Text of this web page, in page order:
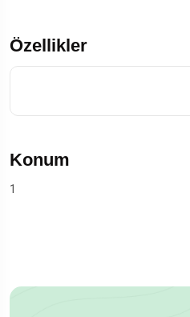
Özellikler
Konum
1